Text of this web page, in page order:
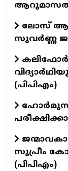
ലോസ്
സുവര്‍ണ്ണ
(പിപിഎം)
സുപ്രീം
(പിപിഎം)